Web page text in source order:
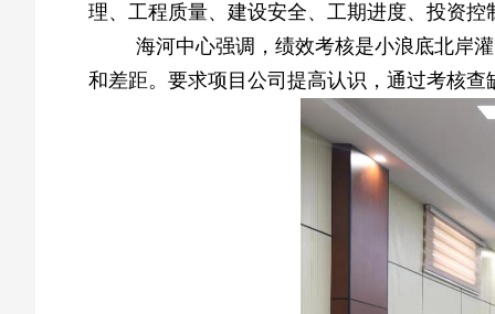
理、工程质量、建设安全、工期进度、投资
海河中心强调，绩效考核是小浪底北岸
和差距。要求项目公司提高认识，通过考核